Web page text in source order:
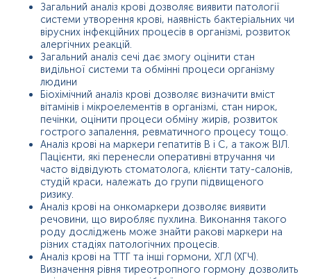
Загальний аналіз крові дозволяє виявити патології
системи утворення крові, наявність бактеріальних чи
вірусних інфекційних процесів в організмі, розвиток
алергічних реакцій.
Загальний аналіз сечі дає змогу оцінити стан
видільної системи та обмінні процеси організму
людини
Біохімічний аналіз крові дозволяє визначити вміст
вітамінів і мікроелементів в організмі, стан нирок,
печінки, оцінити процеси обміну жирів, розвиток
гострого запалення, ревматичного процесу тощо.
Аналіз крові на маркери гепатитів В і С, а також ВІЛ.
Пацієнти, які перенесли оперативні втручання чи
часто відвідують стоматолога, клієнти тату-салонів,
студій краси, належать до групи підвищеного
ризику.
Аналіз крові на онкомаркери дозволяє виявити
речовини, що виробляє пухлина. Виконання такого
роду досліджень може знайти ракові маркери на
різних стадіях патологічних процесів.
Аналіз крові на ТТГ та інші гормони, ХГЛ (ХГЧ).
Визначення рівня тиреотропного гормону дозволить